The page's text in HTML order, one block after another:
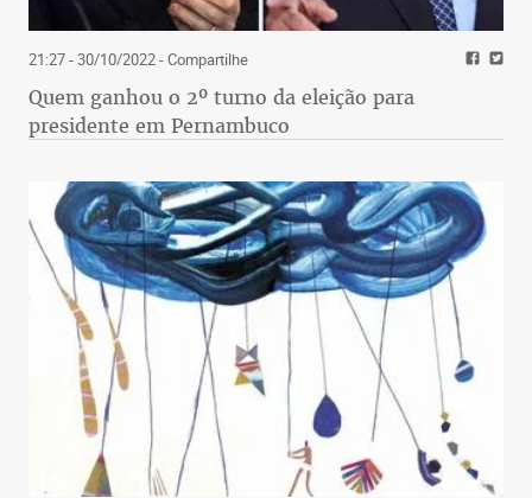
21:27 - 30/10/2022- Compartilhe
Quem ganhou o 2º turno da eleição para
presidente em Pernambuco